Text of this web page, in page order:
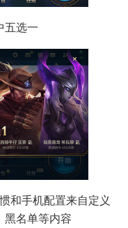
五选一
和手机配置来自定义
黑名单等内容